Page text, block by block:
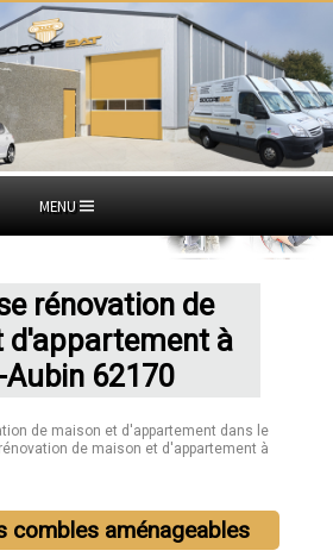
MENU
rénovation de
d'appartement à
62170
de maison et d'appartement dans le
de maison et d'appartement à
combles aménageables